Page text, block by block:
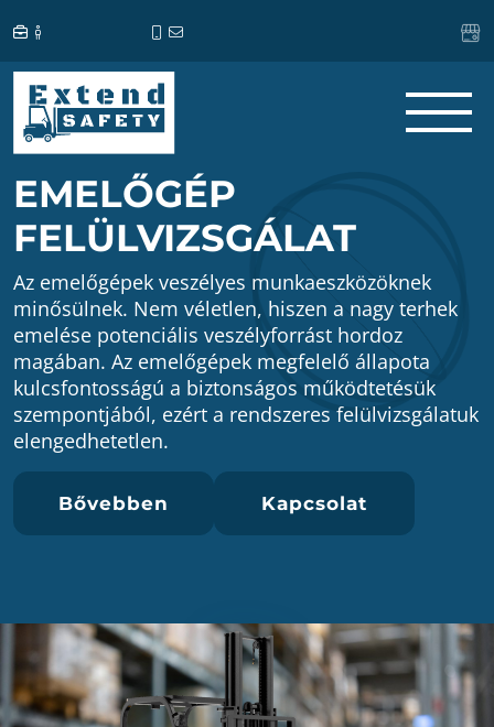
EMELŐGÉP
FELÜLVIZSGÁLAT
Az emelőgépek veszélyes munkaeszközöknek
minősülnek. Nem véletlen, hiszen a nagy terhek
emelése potenciális veszélyforrást hordoz
magában. Az emelőgépek megfelelő állapota
kulcsfontosságú a biztonságos működtetésük
szempontjából, ezért a rendszeres felülvizsgálatuk
elengedhetetlen.
Bővebben Kapcsolat